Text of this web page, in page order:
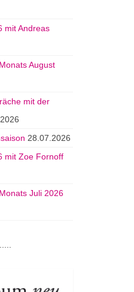
mit Andreas
August
mit der
28.07.2026
mit Zoe Fornoff
Juli 2026